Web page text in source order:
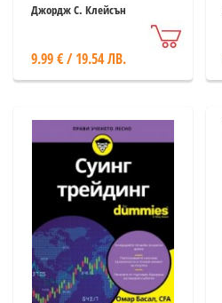
Вавилон (нова
Джордж С. Клейсън
9.99 € / 19.54 ЛВ.